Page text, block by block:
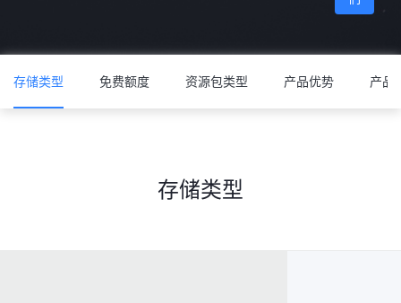
存储类型 免费额度 资源包类型 产品优势 产品
存储类型